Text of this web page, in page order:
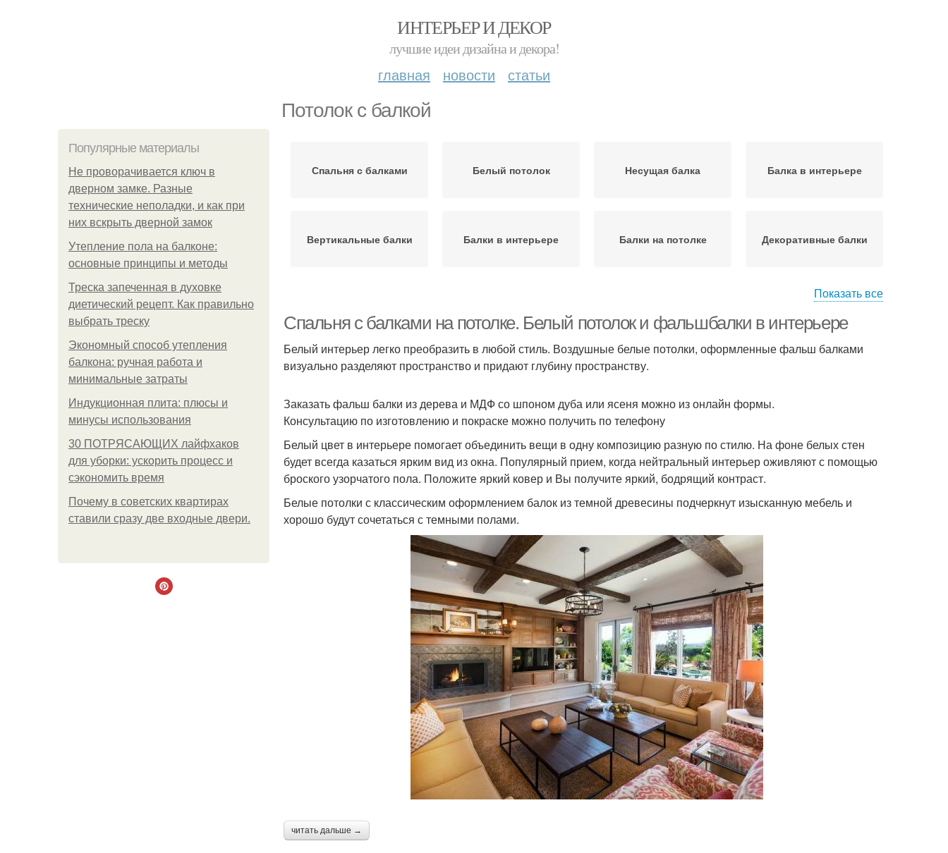
ИНТЕРЬЕР И ДЕКОР
лучшие идеи дизайна и декора!
главная новости статьи
Потолок с балкой
Популярные материалы
Не проворачивается ключ в
дверном замке. Разные
технические неполадки, и как при
них вскрыть дверной замок
Утепление пола на балконе:
основные принципы и методы
Треска запеченная в духовке
диетический рецепт. Как правильно
выбрать треску
Экономный способ утепления
балкона: ручная работа и
минимальные затраты
Индукционная плита: плюсы и
минусы использования
30 ПОТРЯСАЮЩИХ лайфхаков
для уборки: ускорить процесс и
сэкономить время
Почему в советских квартирах
ставили сразу две входные двери.
Спальня с балками Белый потолок Несущая балка Балка в интерьере
Вертикальные балки Балки в интерьере Балки на потолке Декоративные балки
балки
Показать все
Спальня с балками на потолке. Белый потолок и фальшбалки в интерьере
Белый интерьер легко преобразить в любой стиль. Воздушные белые потолки, оформленные фальш балками
визуально разделяют пространство и придают глубину пространству.
Заказать фальш балки из дерева и МДФ со шпоном дуба или ясеня можно из онлайн формы.
Консультацию по изготовлению и покраске можно получить по телефону
Белый цвет в интерьере помогает объединить вещи в одну композицию разную по стилю. На фоне белых стен
будет всегда казаться ярким вид из окна. Популярный прием, когда нейтральный интерьер оживляют с помощью
броского узорчатого пола. Положите яркий ковер и Вы получите яркий, бодрящий контраст.
Белые потолки с классическим оформлением балок из темной древесины подчеркнут изысканную мебель и
хорошо будут сочетаться с темными полами.
читать дальше →